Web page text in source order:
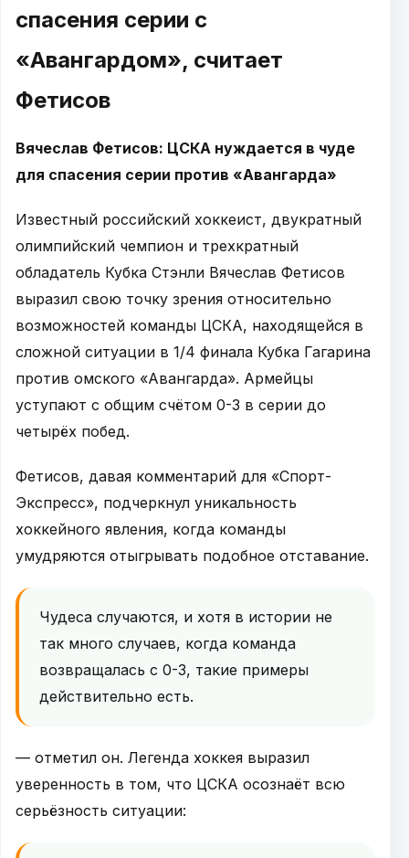
спасения серии с
«Авангардом», считает
Фетисов
Вячеслав Фетисов: ЦСКА нуждается в чуде
для спасения серии против «Авангарда»
Известный российский хоккеист, двукратный
олимпийский чемпион и трехкратный
обладатель Кубка Стэнли Вячеслав Фетисов
выразил свою точку зрения относительно
возможностей команды ЦСКА, находящейся в
сложной ситуации в 1/4 финала Кубка Гагарина
против омского «Авангарда». Армейцы
уступают с общим счётом 0-3 в серии до
четырёх побед.
Фетисов, давая комментарий для «Спорт-
Экспресс», подчеркнул уникальность
хоккейного явления, когда команды
умудряются отыгрывать подобное отставание.
Чудеса случаются, и хотя в истории не
так много случаев, когда команда
возвращалась с 0-3, такие примеры
действительно есть.
— отметил он. Легенда хоккея выразил
уверенность в том, что ЦСКА осознаёт всю
серьёзность ситуации: